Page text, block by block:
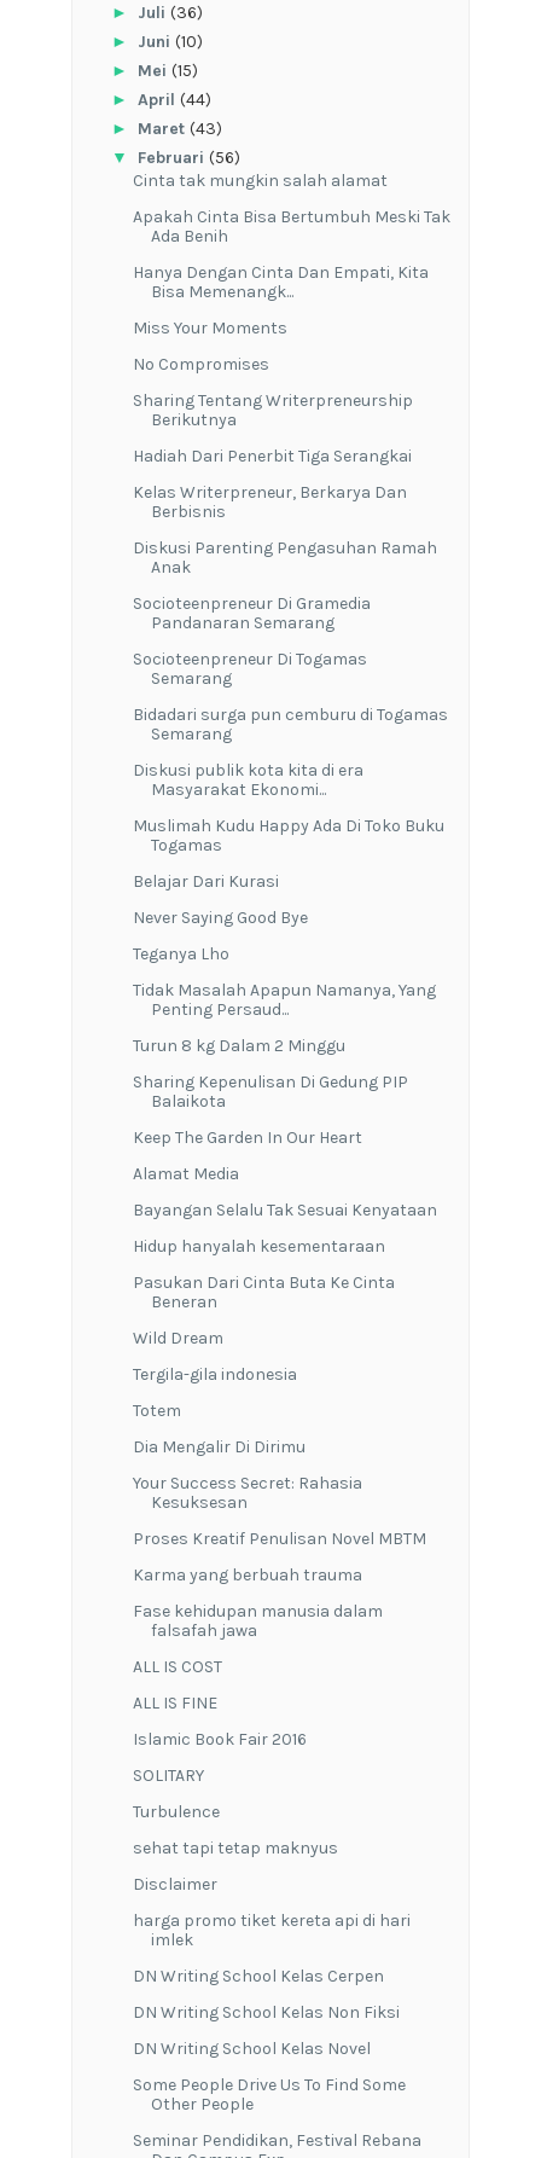
► Juli (36)
► Juni (10)
► Mei (15)
► April (44)
► Maret (43)
▼ Februari (56)
Cinta tak mungkin salah alamat
Apakah Cinta Bisa Bertumbuh Meski Tak
Ada Benih
Hanya Dengan Cinta Dan Empati, Kita
Bisa Memenangk...
Miss Your Moments
No Compromises
Sharing Tentang Writerpreneurship
Berikutnya
Hadiah Dari Penerbit Tiga Serangkai
Kelas Writerpreneur, Berkarya Dan
Berbisnis
Diskusi Parenting Pengasuhan Ramah
Anak
Socioteenpreneur Di Gramedia
Pandanaran Semarang
Socioteenpreneur Di Togamas
Semarang
Bidadari surga pun cemburu di Togamas
Semarang
Diskusi publik kota kita di era
Masyarakat Ekonomi...
Muslimah Kudu Happy Ada Di Toko Buku
Togamas
Belajar Dari Kurasi
Never Saying Good Bye
Teganya Lho
Tidak Masalah Apapun Namanya, Yang
Penting Persaud...
Turun 8 kg Dalam 2 Minggu
Sharing Kepenulisan Di Gedung PIP
Balaikota
Keep The Garden In Our Heart
Alamat Media
Bayangan Selalu Tak Sesuai Kenyataan
Hidup hanyalah kesementaraan
Pasukan Dari Cinta Buta Ke Cinta
Beneran
Wild Dream
Tergila-gila indonesia
Totem
Dia Mengalir Di Dirimu
Your Success Secret: Rahasia
Kesuksesan
Proses Kreatif Penulisan Novel MBTM
Karma yang berbuah trauma
Fase kehidupan manusia dalam
falsafah jawa
ALL IS COST
ALL IS FINE
Islamic Book Fair 2016
SOLITARY
Turbulence
sehat tapi tetap maknyus
Disclaimer
harga promo tiket kereta api di hari
imlek
DN Writing School Kelas Cerpen
DN Writing School Kelas Non Fiksi
DN Writing School Kelas Novel
Some People Drive Us To Find Some
Other People
Seminar Pendidikan, Festival Rebana